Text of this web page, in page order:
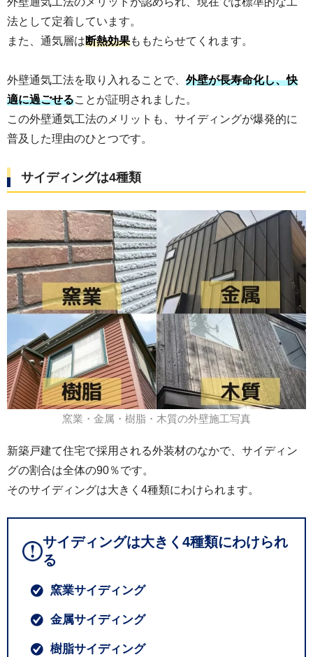
法として定着しています。
また、通気層は断熱効果ももたらせてくれます。
外壁通気工法を取り入れることで、 外壁が長寿命化し、快
適に過ごせることが証明されました。
この外壁通気工法のメリットも、サイディングが爆発的に
普及した理由のひとつです。
サイディングは4種類
窯業・金属・樹脂・木質の外壁施工写真
新築戸建て住宅で採用される外装材のなかで、サイディン
グの割合は全体の90％です。
そのサイディングは大きく4種類にわけられます。
サイディングは大きく4種類にわけられ
る
窯業サイディング
金属サイディング
樹脂サイディング